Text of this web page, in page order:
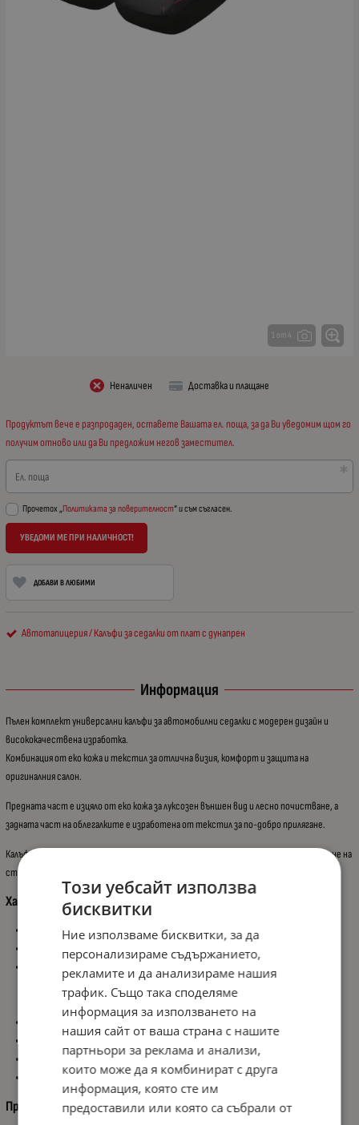
1 от 4
Неналичен Доставка и плащане
Продуктът вече е разпродаден, оставете Вашата ел. поща, за да Ви уведомим щом го
получим отново или да Ви предложим негов заместител.
Ел. поща
Прочетох „Политиката за поверителност“ и съм съгласен.
УВЕДОМИ МЕ ПРИ НАЛИЧНОСТ!
ДОБАВИ В ЛЮБИМИ
Автотапицерия / Калъфи за седалки от плат с дунапрен
Информация
Пълен комплект универсални калъфи за автомобилни седалки с модерен дизайн и
висококачествена изработка.
Комбинация от еко кожа и текстил за отлична визия, комфорт и защита на
оригиналния салон.
Предната част е изцяло от еко кожа за луксозен външен вид и лесно почистване, а
задната част на облегалките е изработена от текстил за по-добро прилягане.
Калъфите са с AIRBAG съвместими шевове, позволяващи безопасно функциониране на
страничните въздушни възглавници.
Характеристики:
Тип: Универсални калъфи за седалки
Еко кожа отпред
Текстил на гърба на облегалките
AIRBAG compatible шевове
Устойчиви на износване и лесни за почистване
Подходящи за повечето автомобили със стандартни седалки
Предимства:
Този уебсайт използва
бисквитки
Ние използваме бисквитки, за да
персонализираме съдържанието,
рекламите и да анализираме нашия
трафик. Също така споделяме
информация за използването на
нашия сайт от ваша страна с нашите
партньори за реклама и анализи,
които може да я комбинират с друга
информация, която сте им
предоставили или която са събрали от